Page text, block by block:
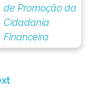
de Promoção da
Cidadania
Financeira